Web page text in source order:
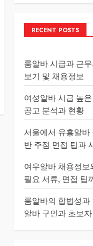
RECENT POSTS
룸알바 시급과 근
보기 및 채용정보
여성알바 시급 높
공고 분석과 현황
서울에서 유흥알바
반 주점 면접 팁과
여우알바 채용정
필요 서류, 면접 팁
룸알바의 합법성
알바 구인과 초보